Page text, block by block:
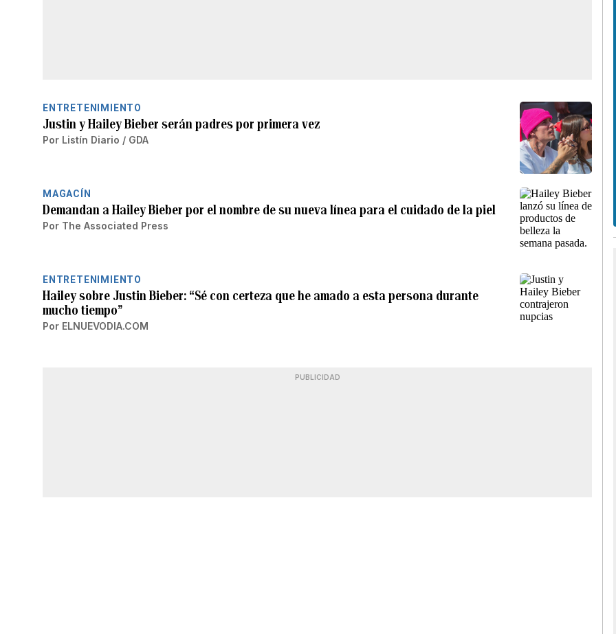
ENTRETENIMIENTO
Justin y Hailey Bieber serán padres por primera vez
Por Listín Diario / GDA
MAGACÍN
Demandan a Hailey Bieber por el nombre de su nueva línea para el cuidado de la piel
Por The Associated Press
ENTRETENIMIENTO
Hailey sobre Justin Bieber: “Sé con certeza que he amado a esta persona durante
mucho tiempo”
Por ELNUEVODIA.COM
PUBLICIDAD